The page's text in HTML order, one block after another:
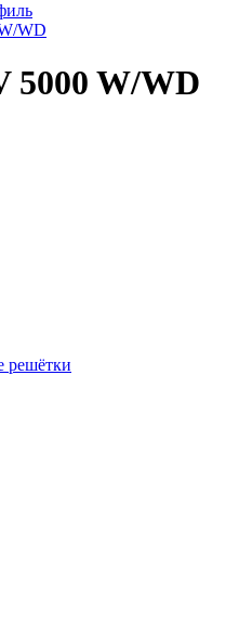
WD
5000 W/WD
решётки